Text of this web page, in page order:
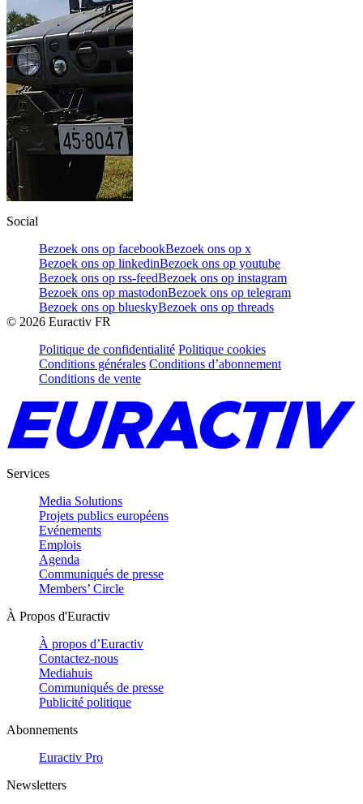
Social
Bezoek ons op facebookBezoek ons op x
Bezoek ons op linkedinBezoek ons op youtube
Bezoek ons op rss-feedBezoek ons op instagram
Bezoek ons op mastodonBezoek ons op telegram
Bezoek ons op blueskyBezoek ons op threads
© 2026 Euractiv FR
Politique de confidentialité Politique cookies
Conditions générales Conditions d’abonnement
Conditions de vente
Services
Media Solutions
Projets publics européens
Evénements
Emplois
Agenda
Communiqués de presse
Members’ Circle
À Propos d'Euractiv
À propos d’Euractiv
Contactez-nous
Mediahuis
Communiqués de presse
Publicité politique
Abonnements
Euractiv Pro
Newsletters